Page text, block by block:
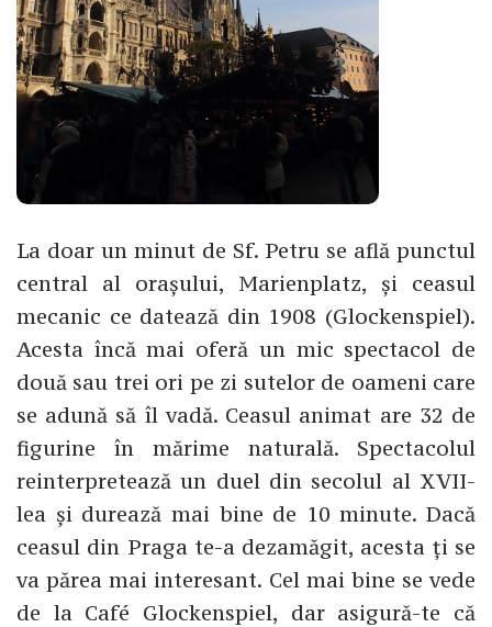
La doar un minut de Sf. Petru se află punctul
central al orașului, Marienplatz, și ceasul
mecanic ce datează din 1908 (Glockenspiel).
Acesta încă mai oferă un mic spectacol de
două sau trei ori pe zi sutelor de oameni care
se adună să îl vadă. Ceasul animat are 32 de
figurine în mărime naturală. Spectacolul
reinterpretează un duel din secolul al XVII-
lea și durează mai bine de 10 minute. Dacă
ceasul din Praga te-a dezamăgit, acesta ți se
va părea mai interesant. Cel mai bine se vede
de la Café Glockenspiel, dar asigură-te că